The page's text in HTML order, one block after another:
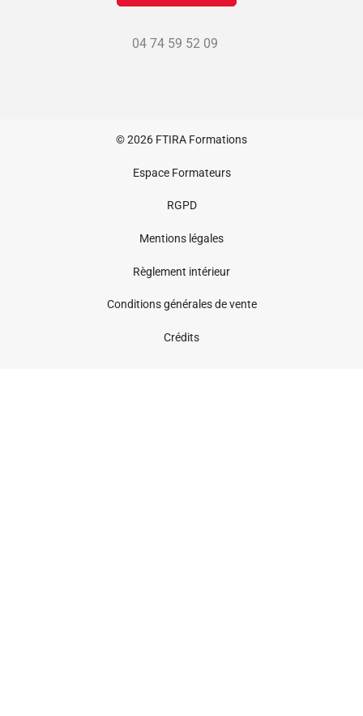
04 74 59 52 09
© 2026 FTIRA Formations
Espace Formateurs
RGPD
Mentions légales
Règlement intérieur
Conditions générales de vente
Crédits